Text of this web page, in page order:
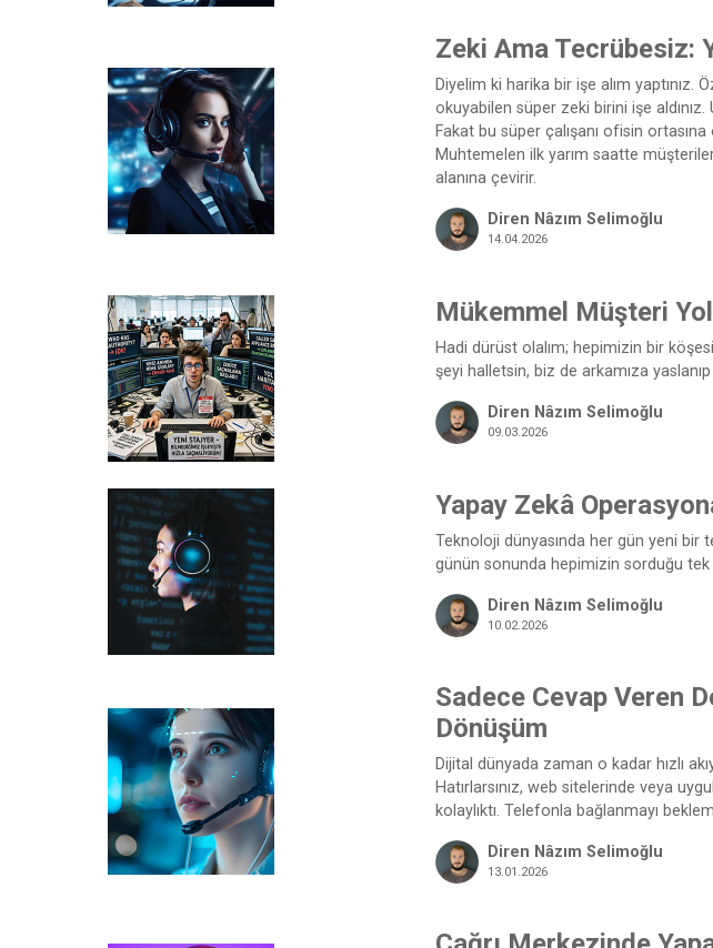
Zeki Ama Tecrübesiz:
Diyelim ki harika bir işe alım
okuyabilen süper zeki birini işe
Fakat bu süper çalışanı ofisin
Muhtemelen ilk yarım saatte
alanına çevirir.
Diren Nâzım Selimoğlu
14.04.2026
Mükemmel Müşteri
Hadi dürüst olalım; hepimizin bir
şeyi halletsin, biz de arkamıza
Diren Nâzım Selimoğlu
09.03.2026
Yapay Zekâ
Teknoloji dünyasında her gün yeni bir
günün sonunda hepimizin sorduğu
Diren Nâzım Selimoğlu
10.02.2026
Sadece Cevap Veren
Dönüşüm
Dijital dünyada zaman o kadar hızlı
Hatırlarsınız, web sitelerinde veya
kolaylıktı. Telefonla bağlanmayı
Diren Nâzım Selimoğlu
13.01.2026